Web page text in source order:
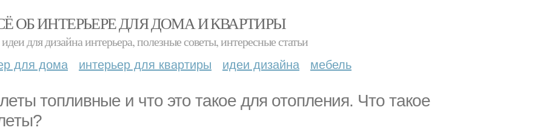
ОБ ИНТЕРЬЕРЕ ДЛЯ ДОМА И КВАРТИРЫ
для дизайна интерьера, полезные советы, интересные статьи
для дома интерьер для квартиры идеи дизайна мебель
топливные и что это такое для отопления. Что такое